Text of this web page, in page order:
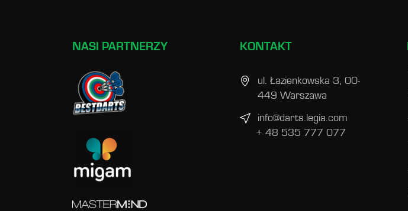
NASI PARTNERZY KONTAKT
ul. Łazienkowska 3, 00-
449 Warszawa
info@darts.legia.com
+ 48 535 777 077